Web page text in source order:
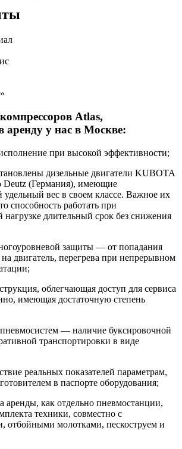
Atlas,
аренду у нас в Москве:
при высокой эффективности;
дизельные двигатели KUBOTA
Deutz (Германия), имеющие
вес в своем классе. Важное их
способность работать при
нагрузке длительный срок без снижения
защиты — от попадания
двигатель, перегрева при непрерывном
облегчающая доступ для сервиса
имеющая достаточную степень
— наличие буксировочной
транспортировки в виде
реальных показателей параметрам,
в паспорте оборудования;
аренды, как отдельно пневмостанции,
техники, совместно с
отбойными молотками, пескоструем и